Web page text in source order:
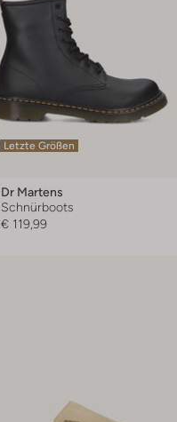
Letzte Größen
Dr Martens
Schnürboots
€ 119,99